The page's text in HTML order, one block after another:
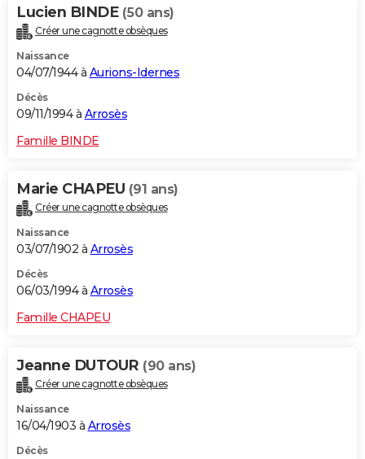
Lucien BINDE (50 ans)
Créer une cagnotte obsèques
Naissance
04/07/1944 à Aurions-Idernes
Décès
09/11/1994 à Arrosès
Famille BINDE
Marie CHAPEU (91 ans)
Créer une cagnotte obsèques
Naissance
03/07/1902 à Arrosès
Décès
06/03/1994 à Arrosès
Famille CHAPEU
Jeanne DUTOUR (90 ans)
Créer une cagnotte obsèques
Naissance
16/04/1903 à Arrosès
Décès